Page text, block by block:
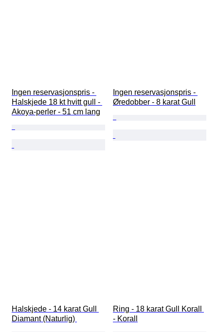
Ingen reservasjonspris -
Halskjede 18 kt hvitt gull -
Akoya-perler - 51 cm lang
Ingen reservasjonspris -
Øredobber - 8 karat Gull
Halskjede - 14 karat Gull
Diamant (Naturlig)
Ring - 18 karat Gull Korall
- Korall